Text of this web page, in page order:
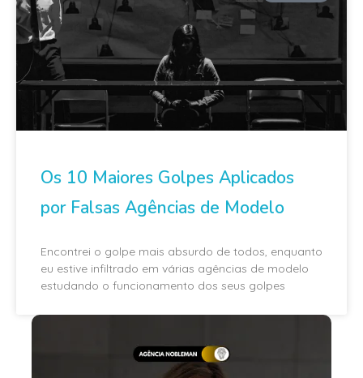
Os 10 Maiores Golpes Aplicados
por Falsas Agências de Modelo
Encontrei o golpe mais absurdo de todos, enquanto
eu estive infiltrado em várias agências de modelo
estudando o funcionamento dos seus golpes